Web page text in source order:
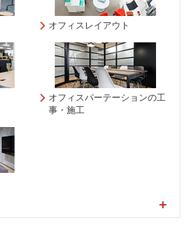
オフィスレイアウト
オフィスパーテーションの工
事・施工